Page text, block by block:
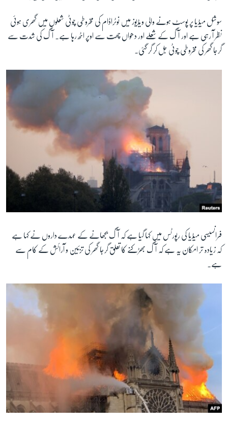
سوشل میڈیا پر پوسٹ ہونے والی ویڈیوز میں نوٹراڈام کی مخروطی چوٹی شعلوں میں گھری ہوئی
نظر آ رہی ہے اور آگ کے شعلے اور دھواں چھت سے اوپر اٹھ رہا ہے۔ آگ کی شدت سے
گرجا گھر کی مخروطی چوٹی جل کر گر گئی۔
فرانسیسی میڈیا کی رپورٹس میں کہا گیا ہے کہ آگ بجھانے کے عہدے داروں نے کہا ہے
کہ زیادہ تر امکان یہ ہے کہ آگ بھڑکنے کا تعلق گرجا گھر کی تزئین و آرائش کے کام سے
ہے۔